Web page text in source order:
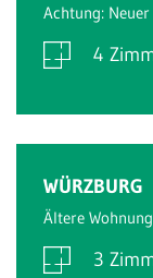
Achtung: Neuer
4
WÜRZBURG
Ältere
3